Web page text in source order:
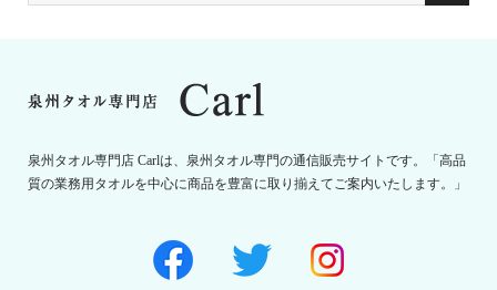
泉州タオル専門店 Carlは、泉州タオル専門の通信販売サイトです。「高品
質の業務用タオルを中心に商品を豊富に取り揃えてご案内いたします。」